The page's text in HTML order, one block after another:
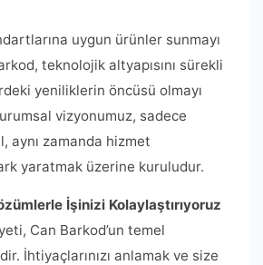
uygun ürünler sunmayı
teknolojik altyapısını sürekli
yeniliklerin öncüsü olmayı
vizyonumuz, sadece
aynı zamanda hizmet
yaratmak üzerine kuruludur.
İşinizi Kolaylaştırıyoruz
Can Barkod’un temel
İhtiyaçlarınızı anlamak ve size